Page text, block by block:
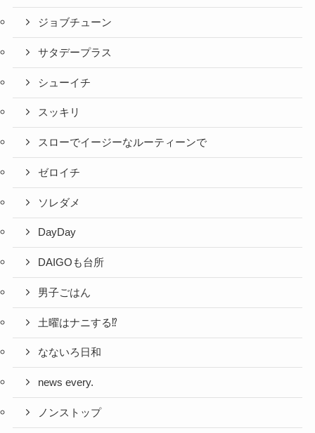
ジョブチューン
サタデープラス
シューイチ
スッキリ
スローでイージーなルーティーンで
ゼロイチ
ソレダメ
DayDay
DAIGOも台所
男子ごはん
土曜はナニする⁉
なないろ日和
news every.
ノンストップ